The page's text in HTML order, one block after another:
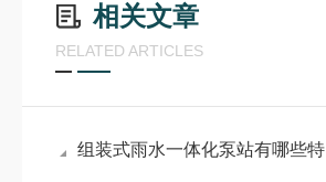
相关文章
RELATED ARTICLES
组装式雨水一体化泵站有哪些特点呢？来看看吧